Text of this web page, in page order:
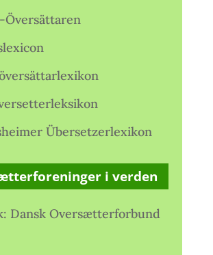
Översättaren
Übersetzerlexikon
i verden
Dansk Oversætterforbund